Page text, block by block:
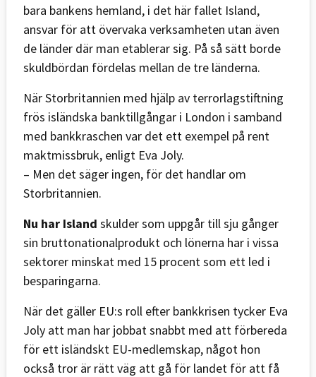
bara bankens hemland, i det här fallet Island,
ansvar för att övervaka verksamheten utan även
de länder där man etablerar sig. På så sätt borde
skuldbördan fördelas mellan de tre länderna.
När Storbritannien med hjälp av terrorlagstiftning
frös isländska banktillgångar i London i samband
med bankkraschen var det ett exempel på rent
maktmissbruk, enligt Eva Joly.
– Men det säger ingen, för det handlar om
Storbritannien.
Nu har Island skulder som uppgår till sju gånger
sin bruttonationalprodukt och lönerna har i vissa
sektorer minskat med 15 procent som ett led i
besparingarna.
När det gäller EU:s roll efter bankkrisen tycker Eva
Joly att man har jobbat snabbt med att förbereda
för ett isländskt EU-medlemskap, något hon
också tror är rätt väg att gå för landet för att få